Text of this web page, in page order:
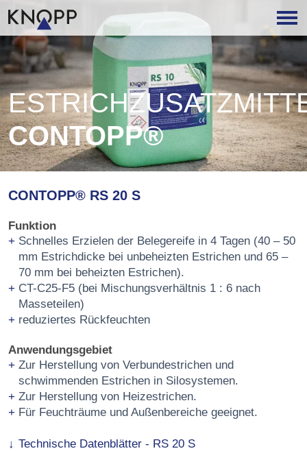
CONTOPP®
CONTOPP® RS 20 S
Funktion
Schnelles Erzielen der Belegereife in 4 Tagen (40 – 50
mm Estrichdicke bei unbeheizten Estrichen und 65 –
70 mm bei beheizten Estrichen).
CT-C25-F5 (bei Mischungsverhältnis 1 : 6 nach
Masseteilen)
reduziertes Rückfeuchten
Anwendungsgebiet
Zur Herstellung von Verbundestrichen und
schwimmenden Estrichen in Silosystemen.
Zur Herstellung von Heizestrichen.
Für Feuchträume und Außenbereiche geeignet.
Technische Datenblätter - RS 20 S